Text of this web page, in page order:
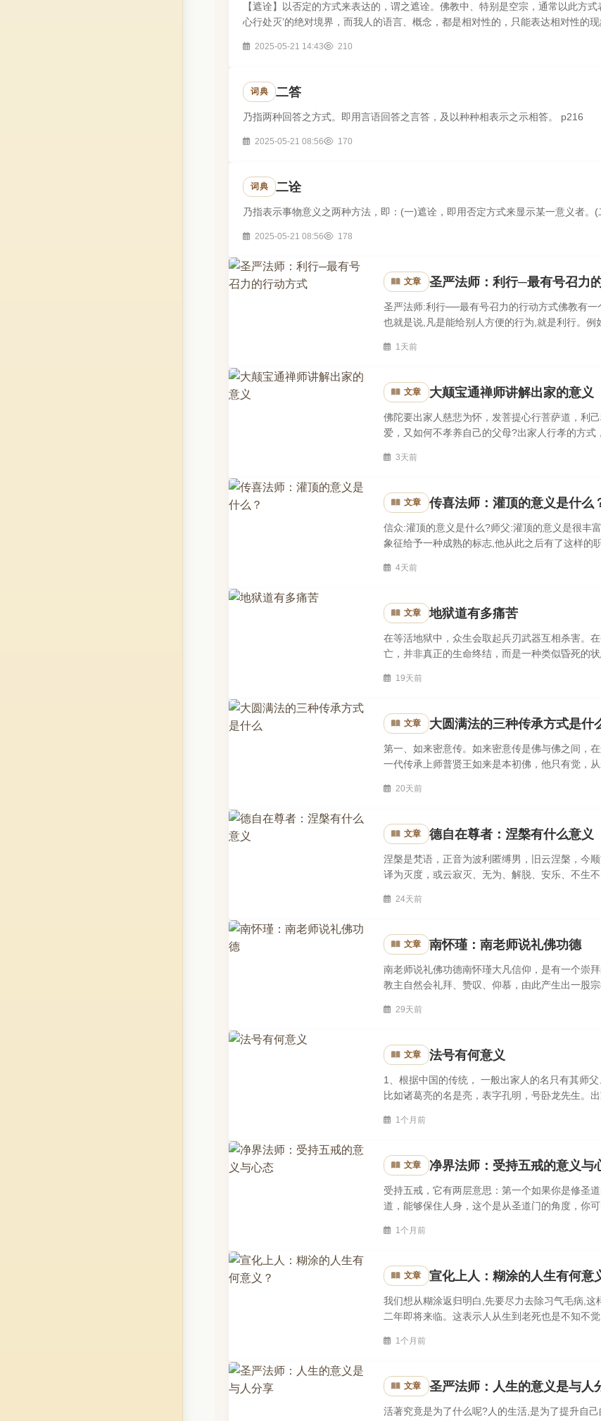
【遮诠】以否定的方式来表达的，谓之遮诠。佛教中、特别是空宗，通常以此方
心行处灭’的绝对境界，而我人的语言、概念，都是相对性的，只能表达相对性的
2025-05-21 14:43 210
词典 二答
乃指两种回答之方式。即用言语回答之言答，及以种种相表示之示相答。 p216
2025-05-21 08:56 170
词典 二诠
乃指表示事物意义之两种方法，即：(一)遮诠，即用否定方式来显示某一意义者
2025-05-21 08:56 178
文章 圣严法师：利行─最有号召力
圣严法师:利行──最有号召力的行动方式佛教有
也就是说,凡是能给别人方便的行为,就是利行。例
1天前
文章 大颠宝通禅师讲解出家的意义
佛陀要出家人慈悲为怀，发菩提心行菩萨道，利
爱，又如何不孝养自己的父母?出家人行孝的方式
3天前
文章 传喜法师：灌顶的意义是什么
信众:灌顶的意义是什么?师父:灌顶的意义是很丰
象征给予一种成熟的标志,他从此之后有了这样的
4天前
文章 地狱道有多痛苦
在等活地狱中，众生会取起兵刃武器互相杀害。
亡，并非真正的生命终结，而是一种类似昏死的
19天前
文章 大圆满法的三种传承方式是什
第一、如来密意传。如来密意传是佛与佛之间，
一代传承上师普贤王如来是本初佛，他只有觉，
20天前
文章 德自在尊者：涅槃有什么意义
涅槃是梵语，正音为波利匿缚男，旧云涅槃，今
译为灭度，或云寂灭、无为、解脱、安乐、不生
24天前
文章 南怀瑾：南老师说礼佛功德
南老师说礼佛功德南怀瑾大凡信仰，是有一个崇
教主自然会礼拜、赞叹、仰慕，由此产生出一股
29天前
文章 法号有何意义
1、根据中国的传统， 一般出家人的名只有其师
比如诸葛亮的名是亮，表字孔明，号卧龙先生。
1个月前
文章 净界法师：受持五戒的意义与
受持五戒，它有两层意思：第一个如果你是修圣
道，能够保住人身，这个是从圣道门的角度，你
1个月前
文章 宣化上人：糊涂的人生有何意
我们想从糊涂返归明白,先要尽力去除习气毛病,
二年即将来临。这表示人从生到老死也是不知不
1个月前
文章 圣严法师：人生的意义是与人
活著究竟是为了什么呢?人的生活,是为了提升自